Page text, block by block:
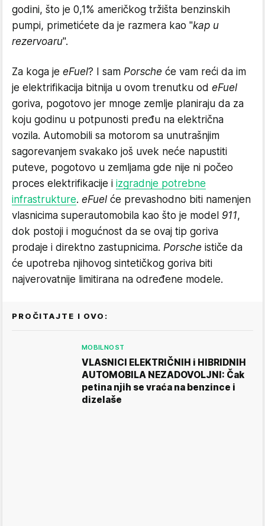
godini, što je 0,1% američkog tržišta benzinskih
pumpi, primetićete da je razmera kao "kap u
rezervoaru".
Za koga je eFuel? I sam Porsche će vam reći da im
je elektrifikacija bitnija u ovom trenutku od eFuel
goriva, pogotovo jer mnoge zemlje planiraju da za
koju godinu u potpunosti pređu na električna
vozila. Automobili sa motorom sa unutrašnjim
sagorevanjem svakako još uvek neće napustiti
puteve, pogotovo u zemljama gde nije ni počeo
proces elektrifikacije i izgradnje potrebne
infrastrukture. eFuel će prevashodno biti namenjen
vlasnicima superautomobila kao što je model 911,
dok postoji i mogućnost da se ovaj tip goriva
prodaje i direktno zastupnicima. Porsche ističe da
će upotreba njihovog sintetičkog goriva biti
najverovatnije limitirana na određene modele.
PROČITAJTE I OVO:
MOBILNOST
VLASNICI ELEKTRIČNIH i HIBRIDNIH
AUTOMOBILA NEZADOVOLJNI: Čak
petina njih se vraća na benzince i
dizelaše